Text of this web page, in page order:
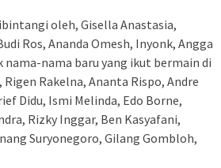
oleh, Gisella Anastasia,
Ros, Ananda Omesh, Inyonk, Angga
nama-nama baru yang ikut bermain di
Rakelna, Ananta Rispo, Andre
Didu, Ismi Melinda, Edo Borne,
Rizky Inggar, Ben Kasyafani,
Suryonegoro, Gilang Gombloh,